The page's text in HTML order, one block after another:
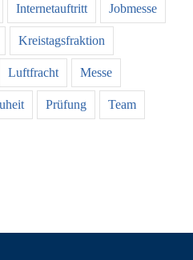
Internetauftritt Jobmesse
Kreistagsfraktion
Luftfracht Messe
Prüfung Team